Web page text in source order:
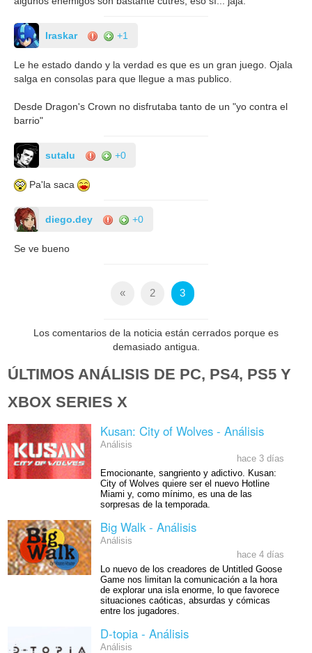
Iraskar +1
Le he estado dando y la verdad es que es un gran juego. Ojala
salga en consolas para que llegue a mas publico.
Desde Dragon's Crown no disfrutaba tanto de un "yo contra el
barrio"
sutalu +0
Pa'la saca
diego.dey +0
Se ve bueno
« 2 3
Los comentarios de la noticia están cerrados porque es
demasiado antigua.
ÚLTIMOS ANÁLISIS DE PC, PS4, PS5 Y
XBOX SERIES X
Kusan: City of Wolves - Análisis
Análisis
hace 3 días
Emocionante, sangriento y adictivo. Kusan:
City of Wolves quiere ser el nuevo Hotline
Miami y, como mínimo, es una de las
sorpresas de la temporada.
Big Walk - Análisis
Análisis
hace 4 días
Lo nuevo de los creadores de Untitled Goose
Game nos limitan la comunicación a la hora
de explorar una isla enorme, lo que favorece
situaciones caóticas, absurdas y cómicas
entre los jugadores.
D-topia - Análisis
Análisis